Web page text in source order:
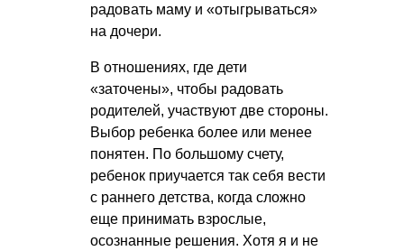
радовать маму и «отыгрываться»
на дочери.
В отношениях, где дети
«заточены», чтобы радовать
родителей, участвуют две стороны.
Выбор ребенка более или менее
понятен. По большому счету,
ребенок приучается так себя вести
с раннего детства, когда сложно
еще принимать взрослые,
осознанные решения. Хотя я и не